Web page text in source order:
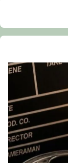
La
dos mesos,
Recupera
tican
07/carmina-
espana-
Foto
View on Facebook